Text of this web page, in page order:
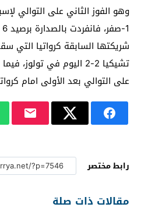
وهو الفوز الثاني على التوالي
شريكتها السابقة كرواتيا التي
تشيكيا 2-2 اليوم في
على التوالي بعد الأولى امام
رابط مختصر
مقالات ذات صلة